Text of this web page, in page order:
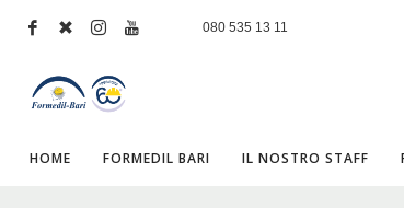
080 535 13 11
HOME FORMEDIL BARI IL NOSTRO STAFF